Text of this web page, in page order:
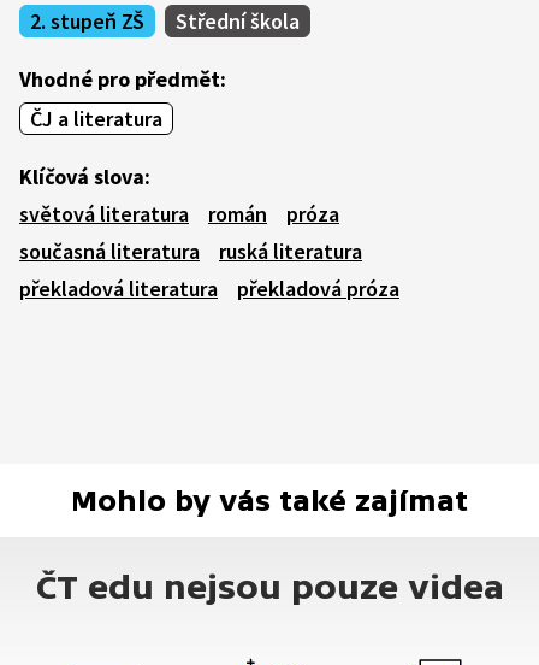
2. stupeň ZŠ
Střední škola
Vhodné pro předmět:
ČJ a literatura
Klíčová slova:
světová literatura
román
próza
současná literatura
ruská literatura
překladová literatura
překladová próza
Mohlo by vás také zajímat
ČT edu nejsou pouze videa